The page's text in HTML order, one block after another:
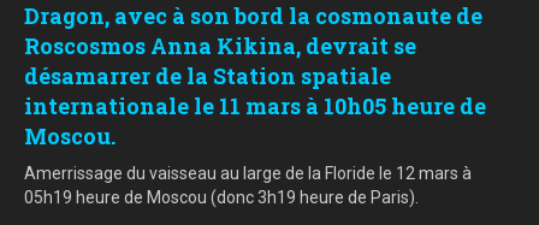
Dragon, avec à son bord la cosmonaute de
Roscosmos Anna Kikina, devrait se
désamarrer de la Station spatiale
internationale le 11 mars à 10h05 heure de
Moscou.
Amerrissage du vaisseau au large de la Floride le 12 mars à
05h19 heure de Moscou (donc 3h19 heure de Paris).